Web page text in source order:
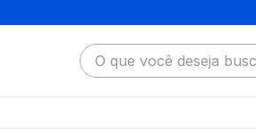
O que você deseja buscar?